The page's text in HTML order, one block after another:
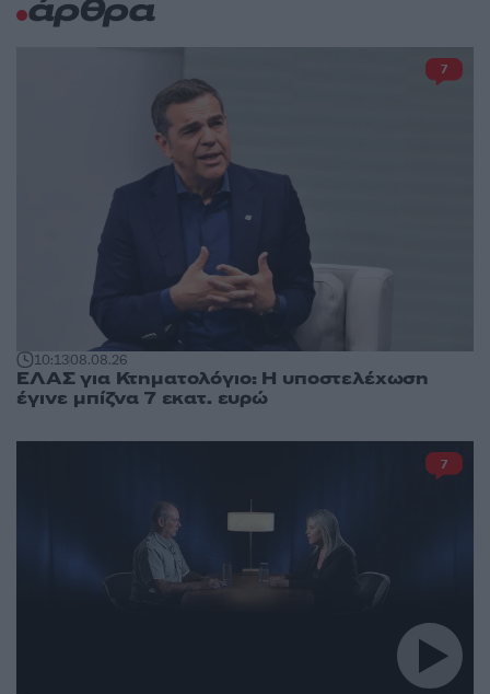
άρθρα
10:1308.08.26
ΕΛΑΣ για Κτηματολόγιο: Η υποστελέχωση
έγινε μπίζνα 7 εκατ. ευρώ
7
7